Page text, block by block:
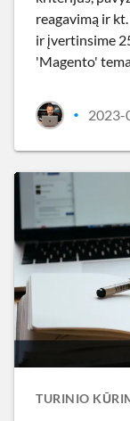
reagavimą ir
ir įvertinsime
'Magento'
• 2023-
TURINIO